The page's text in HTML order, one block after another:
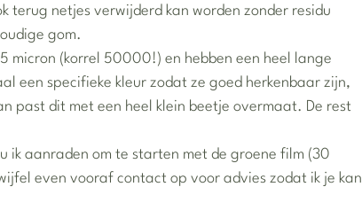
terug netjes verwijderd kan worden zonder residu
gom.
micron (korrel 50000!) en hebben een heel lange
een specifieke kleur zodat ze goed herkenbaar zijn,
past dit met een heel klein beetje overmaat. De rest
ik aanraden om te starten met de groene film (30
even vooraf contact op voor advies zodat ik je kan